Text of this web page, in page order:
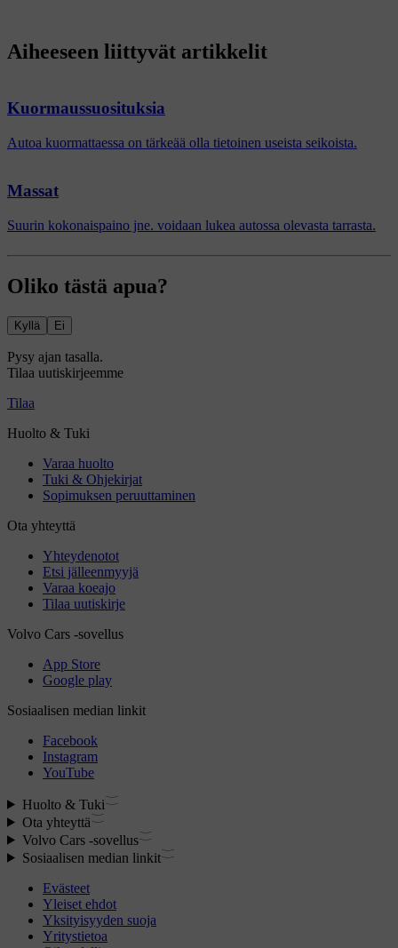
Aiheeseen liittyvät artikkelit
Kuormaussuosituksia
Autoa kuormattaessa on tärkeää olla tietoinen useista seikoista.
Massat
Suurin kokonaispaino jne. voidaan lukea autossa olevasta tarrasta.
Oliko tästä apua?
Kyllä Ei